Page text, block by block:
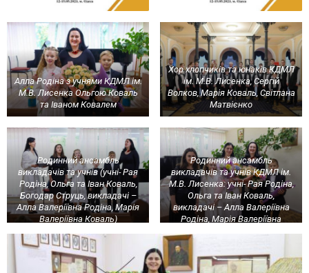
Алла Родіна з учнями КДМЛ ім.
М.В. Лисенка Ольгою Коваль
та Іваном Ковалем
Хор хлопчиків та юнаків КДМЛ
ім. М.В. Лисенка, Сергій
Волков, Марія Коваль, Світлана
Матвієнко
Родинний ансамбль
викладачів та учнів (учні- Рая
Родіна, Ольга та Іван Коваль,
Богодар Струць, викладачі –
Алла Валеріївна Родіна, Марія
Валеріївна Коваль)
Родинний ансамбль
викладачів та учнів КДМЛ ім.
М.В. Лисенка: учні- Рая Родіна,
Ольга та Іван Коваль,
викладачі – Алла Валеріївна
Родіна, Марія Валеріївна